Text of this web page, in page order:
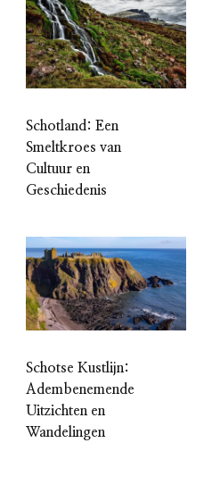
Schotland: Een
Smeltkroes van
Cultuur en
Geschiedenis
Schotse Kustlijn:
Adembenemende
Uitzichten en
Wandelingen